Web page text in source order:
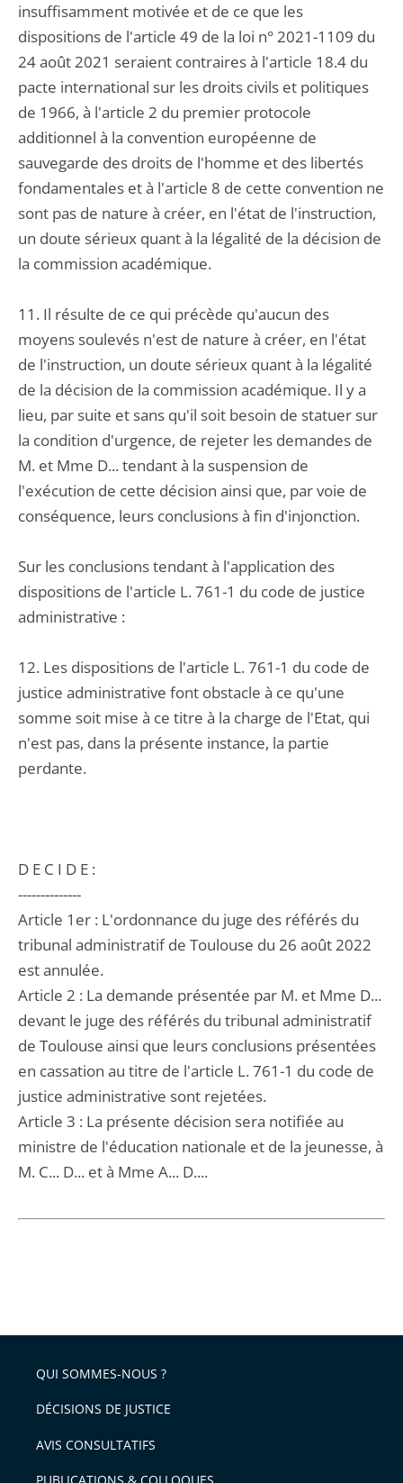
insuffisamment motivée et de ce que les
dispositions de l'article 49 de la loi n° 2021-1109 du
24 août 2021 seraient contraires à l'article 18.4 du
pacte international sur les droits civils et politiques
de 1966, à l'article 2 du premier protocole
additionnel à la convention européenne de
sauvegarde des droits de l'homme et des libertés
fondamentales et à l'article 8 de cette convention ne
sont pas de nature à créer, en l'état de l'instruction,
un doute sérieux quant à la légalité de la décision de
la commission académique.
11. Il résulte de ce qui précède qu'aucun des
moyens soulevés n'est de nature à créer, en l'état
de l'instruction, un doute sérieux quant à la légalité
de la décision de la commission académique. Il y a
lieu, par suite et sans qu'il soit besoin de statuer sur
la condition d'urgence, de rejeter les demandes de
M. et Mme D... tendant à la suspension de
l'exécution de cette décision ainsi que, par voie de
conséquence, leurs conclusions à fin d'injonction.
Sur les conclusions tendant à l'application des
dispositions de l'article L. 761-1 du code de justice
administrative :
12. Les dispositions de l'article L. 761-1 du code de
justice administrative font obstacle à ce qu'une
somme soit mise à ce titre à la charge de l'Etat, qui
n'est pas, dans la présente instance, la partie
perdante.
D E C I D E :
--------------
Article 1er : L'ordonnance du juge des référés du
tribunal administratif de Toulouse du 26 août 2022
est annulée.
Article 2 : La demande présentée par M. et Mme D...
devant le juge des référés du tribunal administratif
de Toulouse ainsi que leurs conclusions présentées
en cassation au titre de l'article L. 761-1 du code de
justice administrative sont rejetées.
Article 3 : La présente décision sera notifiée au
ministre de l'éducation nationale et de la jeunesse, à
M. C... D... et à Mme A... D....
QUI SOMMES-NOUS ?
DÉCISIONS DE JUSTICE
AVIS CONSULTATIFS